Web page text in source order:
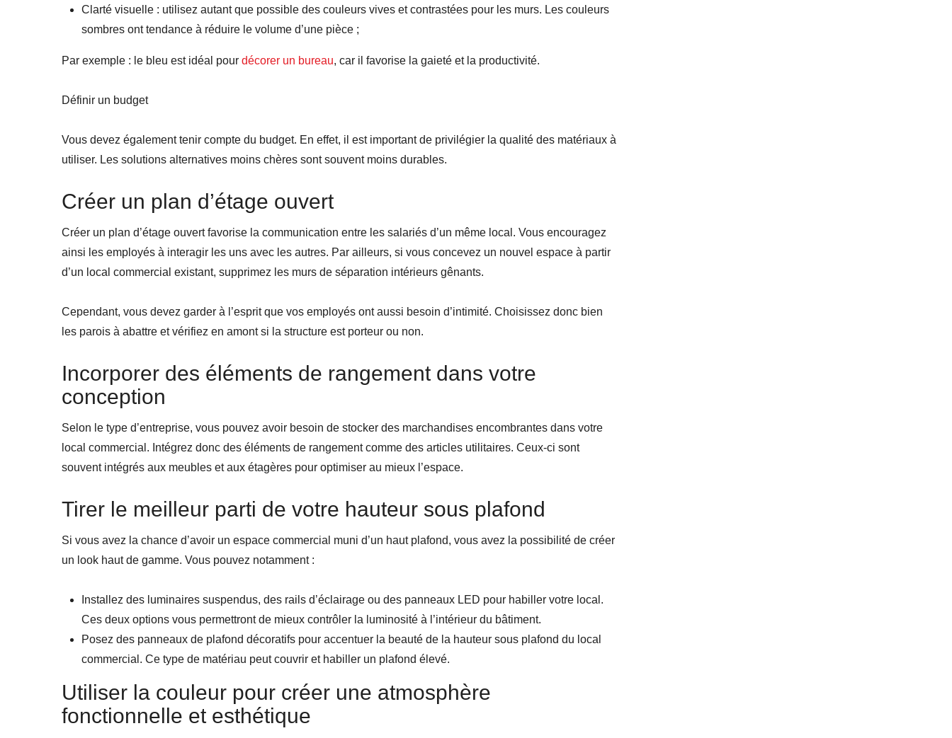
Clarté visuelle : utilisez autant que possible des couleurs vives et contrastées pour les murs. Les couleurs
sombres ont tendance à réduire le volume d’une pièce ;
Par exemple : le bleu est idéal pour décorer un bureau, car il favorise la gaieté et la productivité.
Définir un budget
Vous devez également tenir compte du budget. En effet, il est important de privilégier la qualité des matériaux à
utiliser. Les solutions alternatives moins chères sont souvent moins durables.
Créer un plan d’étage ouvert
Créer un plan d’étage ouvert favorise la communication entre les salariés d’un même local. Vous encouragez
ainsi les employés à interagir les uns avec les autres. Par ailleurs, si vous concevez un nouvel espace à partir
d’un local commercial existant, supprimez les murs de séparation intérieurs gênants.
Cependant, vous devez garder à l’esprit que vos employés ont aussi besoin d’intimité. Choisissez donc bien
les parois à abattre et vérifiez en amont si la structure est porteur ou non.
Incorporer des éléments de rangement dans votre
conception
Selon le type d’entreprise, vous pouvez avoir besoin de stocker des marchandises encombrantes dans votre
local commercial. Intégrez donc des éléments de rangement comme des articles utilitaires. Ceux-ci sont
souvent intégrés aux meubles et aux étagères pour optimiser au mieux l’espace.
Tirer le meilleur parti de votre hauteur sous plafond
Si vous avez la chance d’avoir un espace commercial muni d’un haut plafond, vous avez la possibilité de créer
un look haut de gamme. Vous pouvez notamment :
Installez des luminaires suspendus, des rails d’éclairage ou des panneaux LED pour habiller votre local.
Ces deux options vous permettront de mieux contrôler la luminosité à l’intérieur du bâtiment.
Posez des panneaux de plafond décoratifs pour accentuer la beauté de la hauteur sous plafond du local
commercial. Ce type de matériau peut couvrir et habiller un plafond élevé.
Utiliser la couleur pour créer une atmosphère
fonctionnelle et esthétique